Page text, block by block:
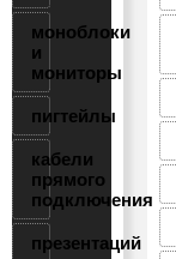
моноблоки
и
мониторы
пигтейлы
кабели
прямого
подключения
презентаций